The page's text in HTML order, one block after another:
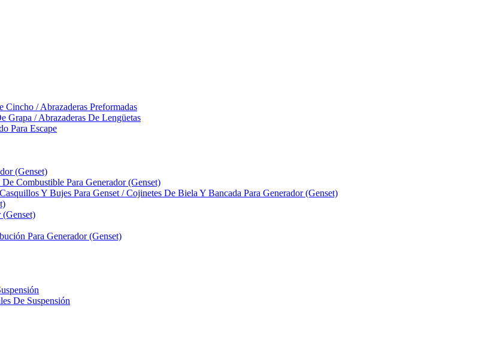
Cincho / Abrazaderas Preformadas
Grapa / Abrazaderas De Lengüetas
Para Escape
(Genset)
Combustible Para Generador (Genset)
Y Bujes Para Genset / Cojinetes De Biela Y Bancada Para Generador (Genset)
Para Generador (Genset)
De Suspensión